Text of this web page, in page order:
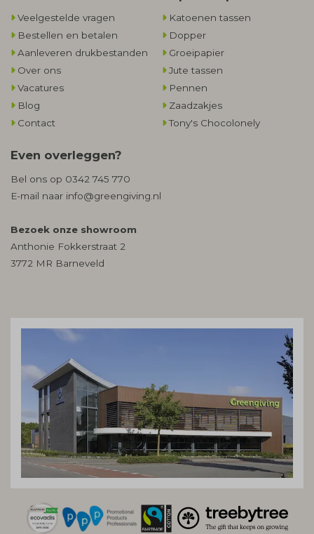
Veelgestelde vragen
Bestellen en betalen
Aanleveren drukbestanden
Over ons
Vacatures
Blog
Contact
Katoenen tassen
Dopper
Groeipapier
Jute tassen
Pennen
Zaadzakjes
Tony's Chocolonely
Even overleggen?
Bel ons op 0342 745 770
E-mail naar info@greengiving.nl
Bezoek onze showroom
Anthonie Fokkerstraat 2
3772 MR Barneveld